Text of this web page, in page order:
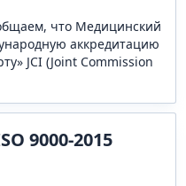
что Медицинский
аккредитацию
JCI (Joint Commission
9000-2015